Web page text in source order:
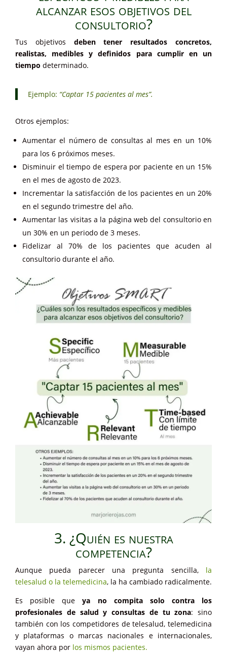
alcanzar esos objetivos del
consultorio?
Tus objetivos deben tener resultados concretos,
realistas, medibles y definidos para cumplir en un
tiempo determinado.
Ejemplo: “Captar 15 pacientes al mes”.
Otros ejemplos:
Aumentar el número de consultas al mes en un 10%
para los 6 próximos meses.
Disminuir el tiempo de espera por paciente en un 15%
en el mes de agosto de 2023.
Incrementar la satisfacción de los pacientes en un 20%
en el segundo trimestre del año.
Aumentar las visitas a la página web del consultorio en
un 30% en un periodo de 3 meses.
Fidelizar al 70% de los pacientes que acuden al
consultorio durante el año.
3. ¿Quién es nuestra
competencia?
Aunque pueda parecer una pregunta sencilla, la
telesalud o la telemedicina, la ha cambiado radicalmente.
Es posible queya no compita solo contra los
profesionales de salud y consultas de tu zona: sino
también con los competidores de telesalud, telemedicina
y plataformas o marcas nacionales e internacionales,
vayan ahora por los mismos pacientes.